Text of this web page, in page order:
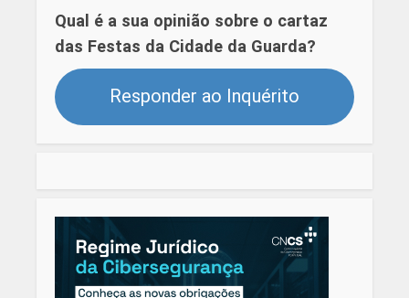
Qual é a sua opinião sobre o cartaz
das Festas da Cidade da Guarda?
Responder ao Inquérito